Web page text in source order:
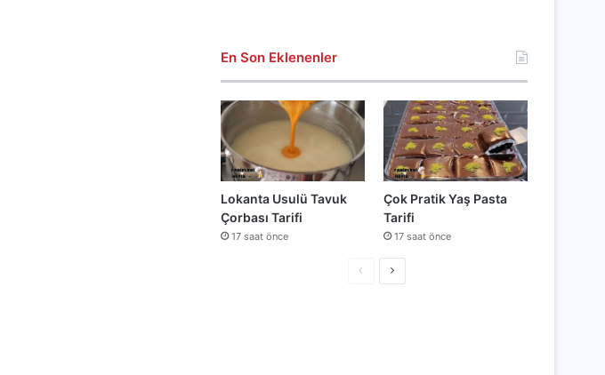
En Son Eklenenler
Lokanta Usulü Tavuk
Çorbası Tarifi
17 saat önce
Çok Pratik Yaş Pasta
Tarifi
17 saat önce
ÖncekiSonraki